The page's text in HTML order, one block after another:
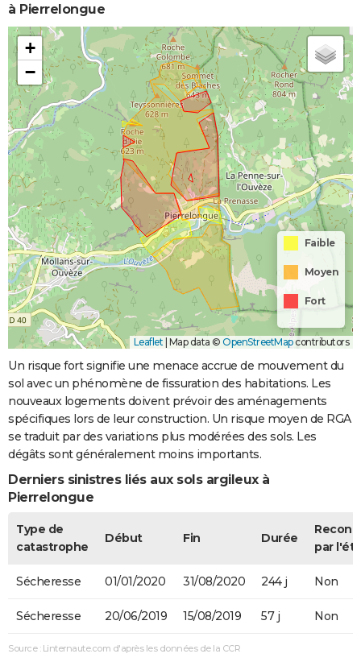
à Pierrelongue
+
−
Faible
Moyen
Fort
Leaflet | Map data © OpenStreetMapcontributors
Un risque fort signifie une menace accrue de mouvement du
sol avec un phénomène de fissuration des habitations. Les
nouveaux logements doivent prévoir des aménagements
spécifiques lors de leur construction. Un risque moyen de RGA
se traduit par des variations plus modérées des sols. Les
dégâts sont généralement moins importants.
Derniers sinistres liés aux sols argileux à
Pierrelongue
Type de
catastrophe
Début Fin Durée
par
Sécheresse 01/01/2020 31/08/2020 244 j Non
Sécheresse 20/06/2019 15/08/2019 57 j Non
Source : Linternaute.com d'après les données de la CCR